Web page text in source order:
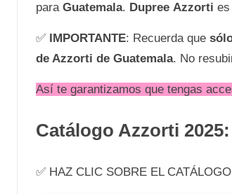
para Guatemala. Dupree Azzorti
✅ IMPORTANTE: Recuerda que
de Azzorti de Guatemala. No
Así te garantizamos que tengas
Catálogo Azzorti
✅ HAZ CLIC SOBRE EL